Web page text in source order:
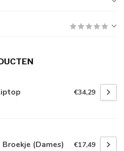
€34,29
Broekje (Dames) €17,49